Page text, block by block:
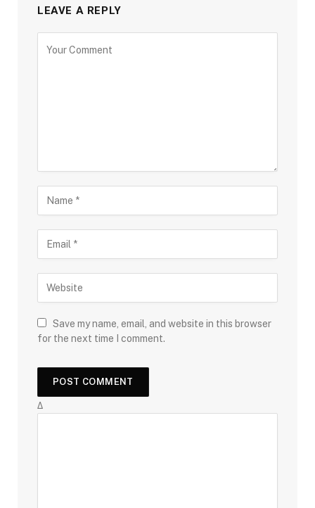
LEAVE A REPLY
Save my name, email, and website in this browser
for the next time I comment.
Δ